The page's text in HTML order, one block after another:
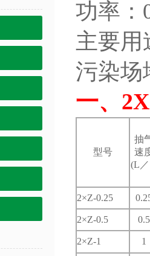
功率：
主要用
污染场
一、
型号
抽
速
(L／
2×Z-0.25
2×Z-0.5 0.5
2×Z-1 1